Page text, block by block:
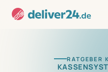
RATGEBER